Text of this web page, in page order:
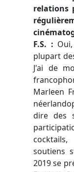
relations
F.S. :
plupart
J'ai de
Marleen
dire des
soutiens
2019 se